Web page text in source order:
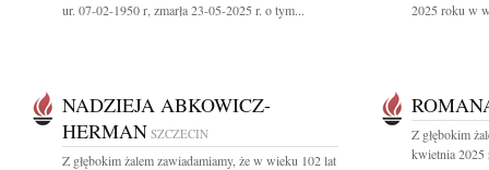
ur. 07-02-1950 r, zmarła 23-05-2025 r. o tym...
2025 roku w
NADZIEJA ABKOWICZ-
HERMAN SZCZECIN
Z głębokim żalem zawiadamiamy, że w wieku 102 lat
Z głębokim
kwietnia 2025